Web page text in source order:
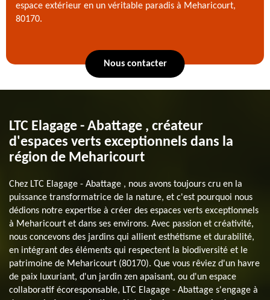
espace extérieur en un véritable paradis à Meharicourt,
80170.
Nous contacter
LTC Elagage - Abattage , créateur
d'espaces verts exceptionnels dans la
région de Meharicourt
Chez LTC Elagage - Abattage , nous avons toujours cru en la
puissance transformatrice de la nature, et c'est pourquoi nous
dédions notre expertise à créer des espaces verts exceptionnels
à Meharicourt et dans ses environs. Avec passion et créativité,
nous concevons des jardins qui allient esthétisme et durabilité,
en intégrant des éléments qui respectent la biodiversité et le
patrimoine de Meharicourt (80170). Que vous rêviez d'un havre
de paix luxuriant, d'un jardin zen apaisant, ou d'un espace
collaboratif écoresponsable, LTC Elagage - Abattage s'engage à